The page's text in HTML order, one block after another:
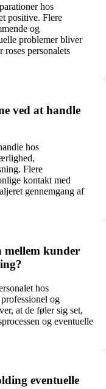
hos
positive. Flere
og
problemer bliver
personalets
ved at handle
hos
Flere
kontakt med
gennemgang af
kunder
hos
og
at de føler sig set,
og eventuelle
eventuelle